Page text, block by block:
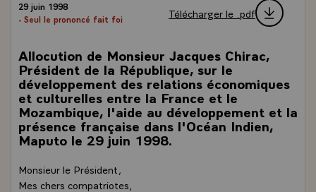
29 juin 1998
- Seul le prononcé fait foi
Télécharger le .pdf
Allocution de Monsieur Jacques Chirac,
Président de la République, sur le
développement des relations économiques
et culturelles entre la France et le
Mozambique, l'aide au développement et la
présence française dans l'Océan Indien,
Maputo le 29 juin 1998.
Monsieur le Président,
Mes chers compatriotes,